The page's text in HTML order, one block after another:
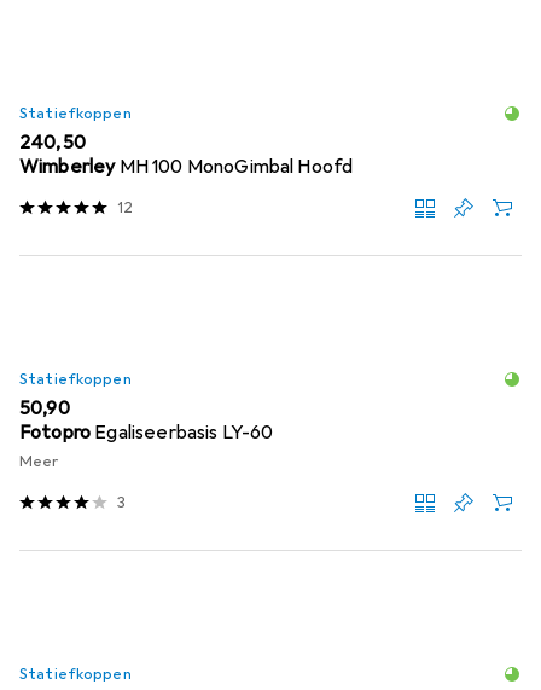
Statiefkoppen
EUR
240,50
Wimberley MH 100 MonoGimbal Hoofd
12
Statiefkoppen
EUR
50,90
Fotopro Egaliseerbasis LY-60
Meer
3
Statiefkoppen